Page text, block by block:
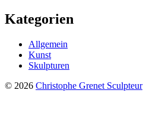
Kategorien
Allgemein
Kunst
Skulpturen
© 2026 Christophe Grenet Sculpteur